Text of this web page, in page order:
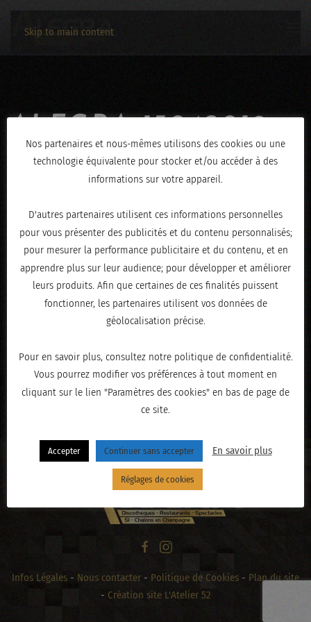
Skip to main content
ALEGRA-13042019-
1015
« PRÉCÉDENT
Infos Légales - Nous contacter - Politique de Cookies - Plan du site
- Création site L'Atelier 52
Nos partenaires et nous-mêmes utilisons des cookies ou une
technologie équivalente pour stocker et/ou accéder à des
informations sur votre appareil.
D'autres partenaires utilisent ces informations personnelles
pour vous présenter des publicités et du contenu personnalisés;
pour mesurer la performance publicitaire et du contenu, et en
apprendre plus sur leur audience; pour développer et améliorer
leurs produits. Afin que certaines de ces finalités puissent
fonctionner, les partenaires utilisent vos données de
géolocalisation précise.
Pour en savoir plus, consultez notre politique de confidentialité.
Vous pourrez modifier vos préférences à tout moment en
cliquant sur le lien "Paramètres des cookies" en bas de page de
ce site.
Accepter Continuer sans accepter En savoir plus
Réglages de cookies